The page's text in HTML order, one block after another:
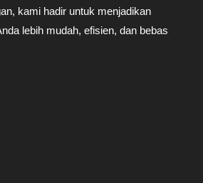
kami hadir untuk menjadikan
lebih mudah, efisien, dan bebas